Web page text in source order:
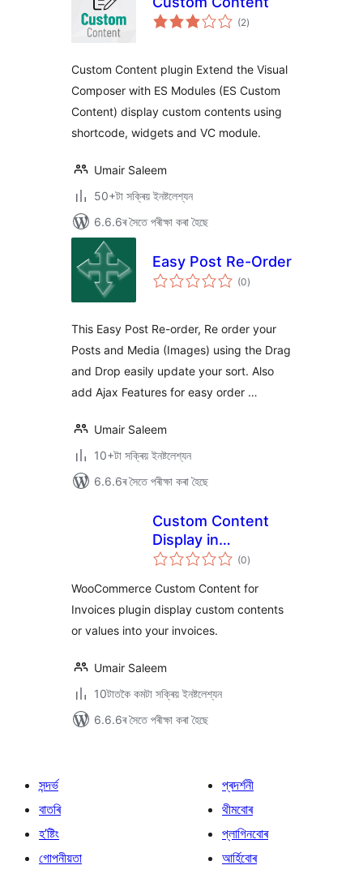
(2টা
মুঠ)
Custom Content plugin Extend the Visual
Composer with ES Modules (ES Custom
Content) display custom contents using
shortcode, widgets and VC module.
Umair Saleem
50+টা সক্ৰিয় ইনষ্টলেশ্যন
6.6.6ৰ সৈতে পৰীক্ষা কৰা হৈছে
Easy Post Re-Order
(0টা
মুঠ)
This Easy Post Re-order, Re order your
Posts and Media (Images) using the Drag
and Drop easily update your sort. Also
add Ajax Features for easy order …
Umair Saleem
10+টা সক্ৰিয় ইনষ্টলেশ্যন
6.6.6ৰ সৈতে পৰীক্ষা কৰা হৈছে
Custom Content
Display in
WooCommerce
(0টা
মুঠ)
WooCommerce Custom Content for
Invoices plugin display custom contents
or values into your invoices.
Umair Saleem
10টাতকৈ কমটা সক্ৰিয় ইনষ্টলেশ্যন
6.6.6ৰ সৈতে পৰীক্ষা কৰা হৈছে
সন্দৰ্ভ
বাতৰি
হ’ষ্টিং
গোপনীয়তা
প্ৰদৰ্শনী
থীমবোৰ
প্লাগিনবোৰ
আৰ্হিবোৰ